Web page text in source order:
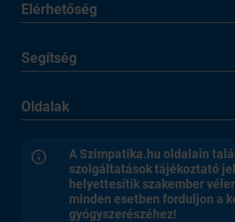
Elérhetőség
Segítség
Oldalak
A Szimpatika.hu oldalain
szolgáltatások tájékoztató
helyettesítik szakember
minden esetben forduljon a
gyógyszerészéhez!